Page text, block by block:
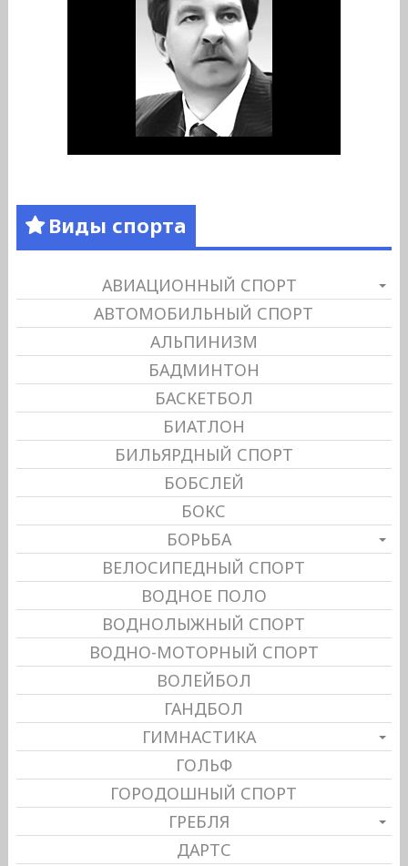
Виды спорта
АВИАЦИОННЫЙ СПОРТ
АВТОМОБИЛЬНЫЙ СПОРТ
АЛЬПИНИЗМ
БАДМИНТОН
БАСКЕТБОЛ
БИАТЛОН
БИЛЬЯРДНЫЙ СПОРТ
БОБСЛЕЙ
БОКС
БОРЬБА
ВЕЛОСИПЕДНЫЙ СПОРТ
ВОДНОЕ ПОЛО
ВОДНОЛЫЖНЫЙ СПОРТ
ВОДНО-МОТОРНЫЙ СПОРТ
ВОЛЕЙБОЛ
ГАНДБОЛ
ГИМНАСТИКА
ГОЛЬФ
ГОРОДОШНЫЙ СПОРТ
ГРЕБЛЯ
ДАРТС